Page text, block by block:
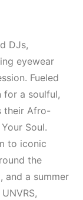
/ Alaçatı
Müzik
2023 –
Techno,
DJs,
eyewear
Fueled
for a soulful,
their Afro-
Soul.
to iconic
the
and a summer